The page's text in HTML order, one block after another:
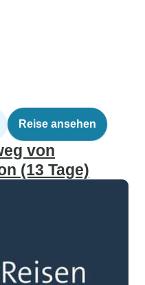
Reise ansehen
von
(13 Tage)